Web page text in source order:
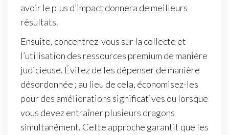
avoir le plus d’impact donnera de meilleurs
résultats.
Ensuite, concentrez-vous sur la collecte et
l’utilisation des ressources premium de manière
judicieuse. Évitez de les dépenser de manière
désordonnée ; au lieu de cela, économisez-les
pour des améliorations significatives ou lorsque
vous devez entraîner plusieurs dragons
simultanément. Cette approche garantit que les